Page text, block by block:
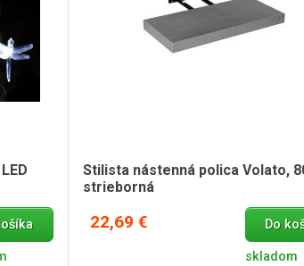
Stilista nástenná polica Volato,
strieborná
22,69 € Do
skladom